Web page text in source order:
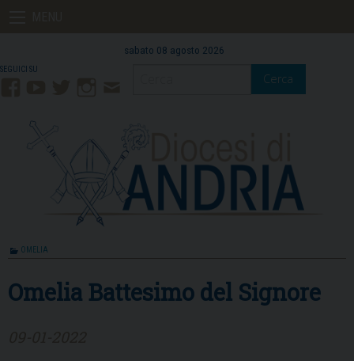
sabato 08 agosto 2026
Mail
Cerca
OMELIA
Omelia Battesimo del Signore